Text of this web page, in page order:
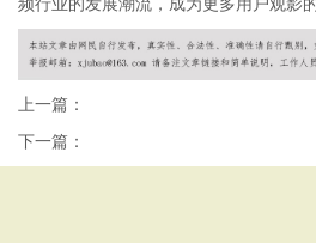
上一篇：
下一篇：